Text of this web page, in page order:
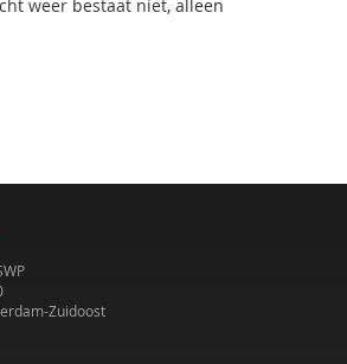
weer bestaat niet, alleen
Zuidoost